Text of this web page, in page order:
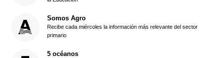
Somos Agro
Recibe cada miércoles la información más relevante del sector
primario
5 océanos